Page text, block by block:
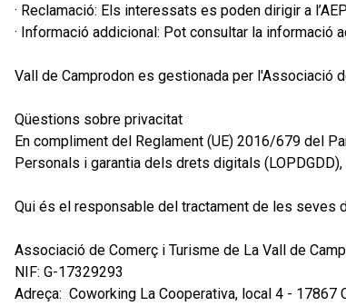
· Reclamació: Els interessats es poden dirigir a
· Informació addicional: Pot consultar la informació
Vall de Camprodon es gestionada per l'Associació
Qüestions sobre privacitat
En compliment del Reglament (UE) 2016/679 del
Personals i garantia dels drets digitals
Qui és el responsable del tractament de les seves
Associació de Comerç i Turisme de La Vall de
NIF: G-17329293
Adreça: Coworking La Cooperativa, local 4 - 17867